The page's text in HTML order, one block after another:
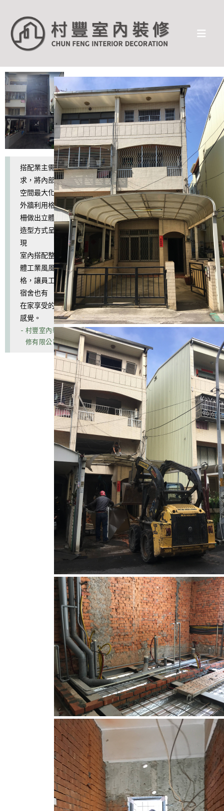
搭配業主需
求，將內部
空間最大化
外牆利用格
柵做出立體
造型方式呈
現
室內搭配整
體工業風風
格，讓員工
宿舍也有
在家享受的
感覺。
- 村豐室內裝
修有限公司